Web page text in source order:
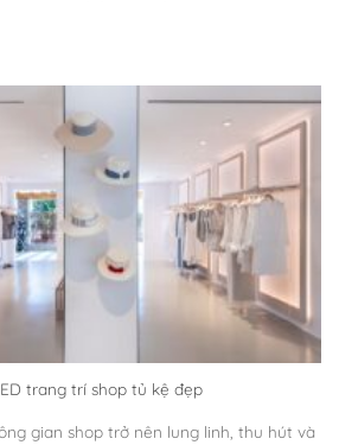
trang trí shop tủ kệ đẹp
gian shop trở nên lung linh, thu hút và